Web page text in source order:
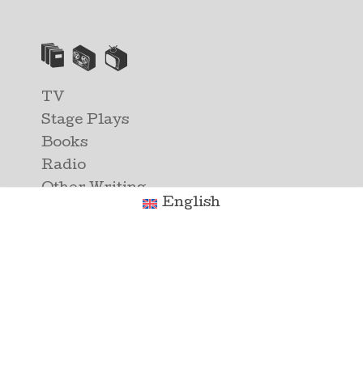
TV
Stage Plays
Books
Radio
Other Writing
Interviews with Francis Durbridge
English